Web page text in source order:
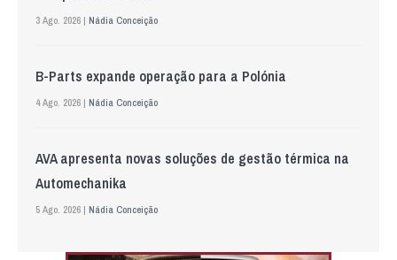
3 Ago. 2026 | Nádia Conceição
B-Parts expande operação para a Polónia
4 Ago. 2026 | Nádia Conceição
AVA apresenta novas soluções de gestão térmica na
Automechanika
5 Ago. 2026 | Nádia Conceição